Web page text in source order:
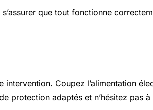
que tout fonctionne
Coupez l’alimentation
protection adaptés et n’hésitez pas